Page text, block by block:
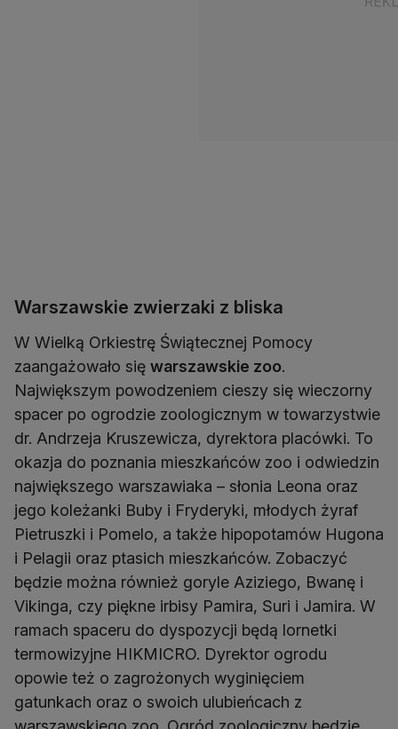
Warszawskie zwierzaki z bliska
W Wielką Orkiestrę Świątecznej Pomocy
zaangażowało się warszawskie zoo.
Największym powodzeniem cieszy się wieczorny
spacer po ogrodzie zoologicznym w towarzystwie
dr. Andrzeja Kruszewicza, dyrektora placówki. To
okazja do poznania mieszkańców zoo i odwiedzin
największego warszawiaka – słonia Leona oraz
jego koleżanki Buby i Fryderyki, młodych żyraf
Pietruszki i Pomelo, a także hipopotamów Hugona
i Pelagii oraz ptasich mieszkańców. Zobaczyć
będzie można również goryle Aziziego, Bwanę i
Vikinga, czy piękne irbisy Pamira, Suri i Jamira. W
ramach spaceru do dyspozycji będą lornetki
termowizyjne HIKMICRO. Dyrektor ogrodu
opowie też o zagrożonych wyginięciem
gatunkach oraz o swoich ulubieńcach z